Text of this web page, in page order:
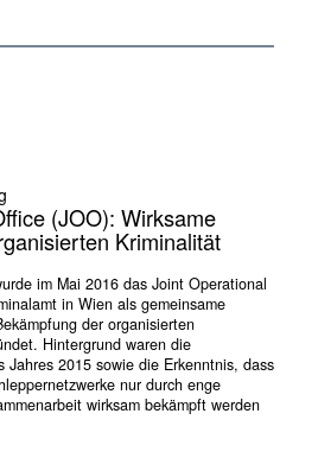
(JOO): Wirksame
Kriminalität
im Mai 2016 das Joint Operational
in Wien als gemeinsame
der organisierten
Hintergrund waren die
Jahres 2015 sowie die Erkenntnis, dass
nur durch enge
wirksam bekämpft werden